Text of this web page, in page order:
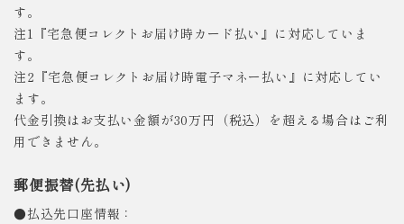
す。
注1『宅急便コレクトお届け時カード払い』に対応していま
す。
注2『宅急便コレクトお届け時電子マネー払い』に対応してい
ます。
代金引換はお支払い金額が30万円（税込）を超える場合はご利
用できません。
郵便振替(先払い)
●払込先口座情報：